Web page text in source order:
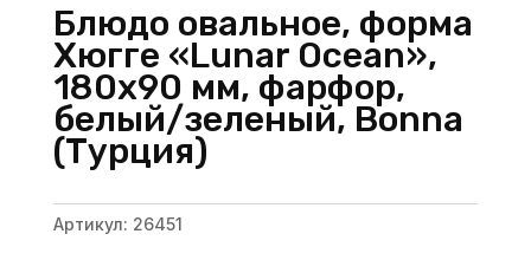
Блюдо овальное, форма
Хюгге «Lunar Ocean»,
180х90 мм, фарфор,
белый/зеленый, Bonna
(Турция)
Артикул: 26451